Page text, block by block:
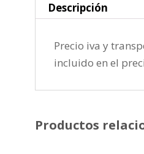
Descripción
Precio iva y
incluido en el
Productos